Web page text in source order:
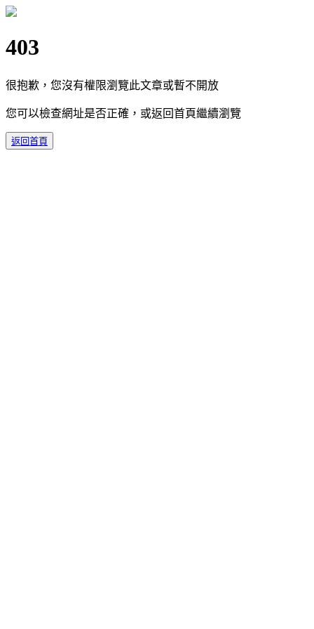
403
很抱歉，您沒有權限瀏覽此文章或暫不開放
您可以檢查網址是否正確，或返回首頁繼續瀏覽
返回首頁